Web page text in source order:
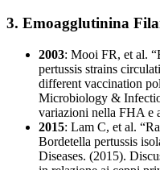
3. Emoagglutinina
2003: Mooi FR, et al.
pertussis strains
different vaccination
Microbiology &
variazioni nella FHA e
2015: Lam C, et al.
Bordetella pertussis
Diseases. (2015).